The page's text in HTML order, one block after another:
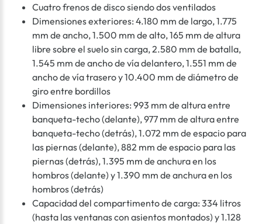
Cuatro frenos de disco siendo dos ventilados
Dimensiones exteriores: 4.180 mm de largo, 1.775
mm de ancho, 1.500 mm de alto, 165 mm de altura
libre sobre el suelo sin carga, 2.580 mm de batalla,
1.545 mm de ancho de vía delantero, 1.551 mm de
ancho de vía trasero y 10.400 mm de diámetro de
giro entre bordillos
Dimensiones interiores: 993 mm de altura entre
banqueta-techo (delante), 977 mm de altura entre
banqueta-techo (detrás), 1.072 mm de espacio para
las piernas (delante), 882 mm de espacio para las
piernas (detrás), 1.395 mm de anchura en los
hombros (delante) y 1.390 mm de anchura en los
hombros (detrás)
Capacidad del compartimento de carga: 334 litros
(hasta las ventanas con asientos montados) y 1.128